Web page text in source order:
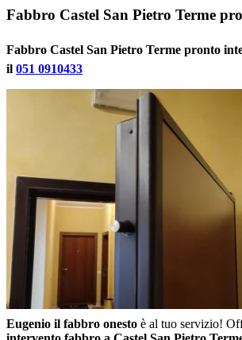
Fabbro Castel San Pietro Terme
Fabbro Castel San Pietro Terme pronto
il 051 0910433
Eugenio il fabbro onesto è al tuo servizio!